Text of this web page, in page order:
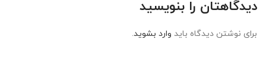
دیدگاهتان را بنویسید
برای نوشتن دیدگاه باید وارد بشوید.